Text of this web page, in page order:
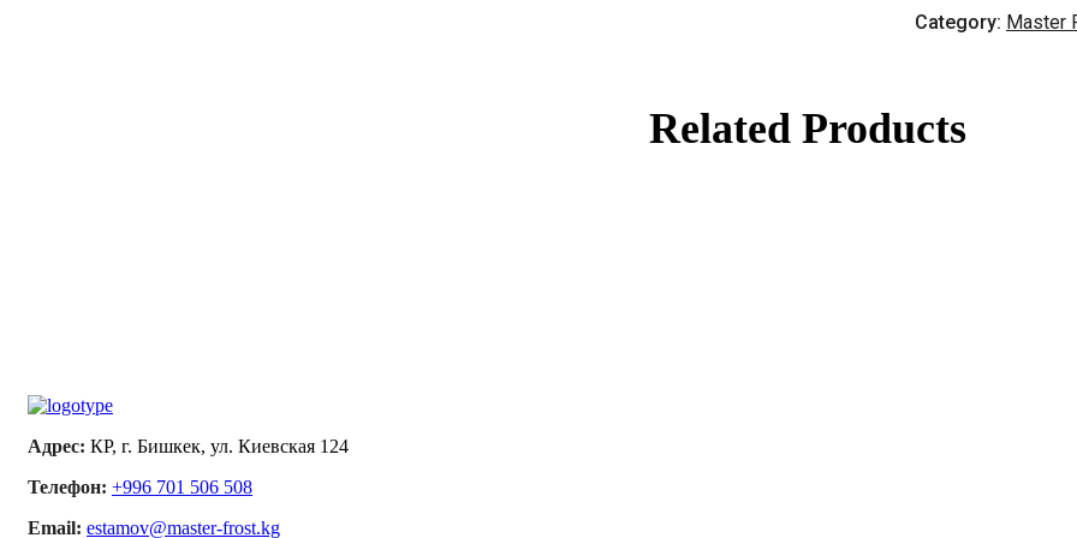
Category: Master
Related Products
Адрес: КР, г. Бишкек, ул. Киевская 124
Телефон: +996 701 506 508
Email: estamov@master-frost.kg